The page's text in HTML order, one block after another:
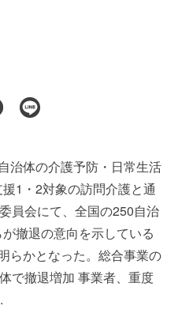
治体の介護予防・日常生活
1・2対象の訪問介護と通
員会にて、全国の250自治
撤退の意向を示している
らかとなった。総合事業の
で撤退増加 事業者、重度